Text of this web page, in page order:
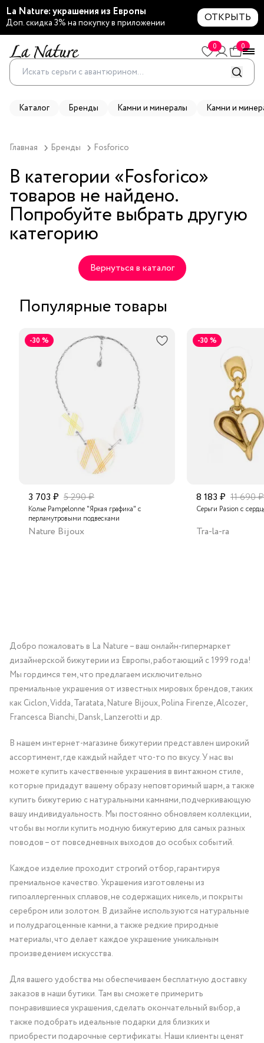
La Nature: украшения из Европы
Доп. скидка 3% на покупку в приложении ОТКРЫТЬ
0 0
Каталог Бренды Камни и минералы Камни и
Главная Бренды Fosforico
В категории «Fosforico»
товаров не найдено.
Попробуйте выбрать другую
категорию
Вернуться в каталог
Популярные товары
-30 %
3 703 ₽ 5 290 ₽
Колье Pampelonne "Яркая графика" с
перламутровыми подвесками
Nature Bijoux
-30 %
8 183 ₽ 11 690 ₽
Серьги Pasion с
Tra-la-ra
Добро пожаловать в La Nature – ваш онлайн-гипермаркет
дизайнерской бижутерии из Европы, работающий с 1999 года!
Мы гордимся тем, что предлагаем исключительно
премиальные украшения от известных мировых брендов, таких
как Ciclon, Vidda, Taratata, Nature Bijoux, Polina Firenze, Alcozer,
Francesca Bianchi, Dansk, Lanzerotti и др.
В нашем интернет-магазине бижутерии представлен широкий
ассортимент, где каждый найдет что-то по вкусу. У нас вы
можете купить качественные украшения в винтажном стиле,
которые придадут вашему образу неповторимый шарм, а также
купить бижутерию с натуральными камнями, подчеркивающую
вашу индивидуальность. Мы постоянно обновляем коллекции,
чтобы вы могли купить модную бижутерию для самых разных
поводов – от повседневных выходов до особых событий.
Каждое изделие проходит строгий отбор, гарантируя
премиальное качество. Украшения изготовлены из
гипоаллергенных сплавов, не содержащих никель, и покрыты
серебром или золотом. В дизайне используются натуральные
и полудрагоценные камни, а также редкие природные
материалы, что делает каждое украшение уникальным
произведением искусства.
Для вашего удобства мы обеспечиваем бесплатную доставку
заказов в наши бутики. Там вы сможете примерить
понравившиеся украшения, сделать окончательный выбор, а
также подобрать идеальные подарки для близких и
приобрести подарочные сертификаты. Наши клиенты ценят